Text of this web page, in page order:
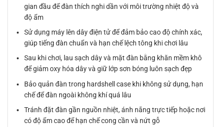
gian đầu để đàn thích nghi dần với môi trường nhiệt độ và
độ ẩm
Sử dụng máy lên dây điện tử để đảm bảo cao độ chính xác,
giúp tiếng đàn chuẩn và hạn chế lệch tông khi chơi lâu
Sau khi chơi, lau sạch dây và mặt đàn bằng khăn mềm khô
để giảm oxy hóa dây và giữ lớp sơn bóng luôn sạch đẹp
Bảo quản đàn trong hardshell case khi không sử dụng, hạn
chế để đàn ngoài không khí quá lâu
Tránh đặt đàn gần nguồn nhiệt, ánh nắng trực tiếp hoặc nơi
có độ ẩm cao để hạn chế cong cần và nứt gỗ